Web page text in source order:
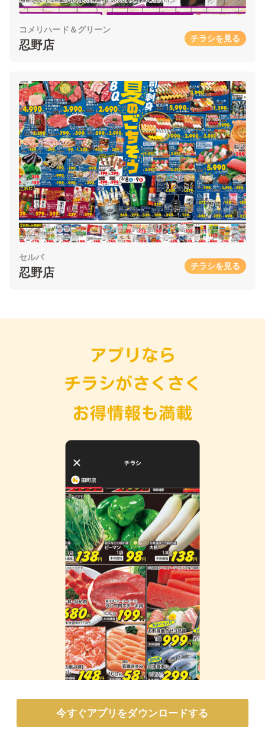
コメリハード＆グリーン
忍野店 チラシを見る
セルバ
忍野店 チラシを見る
今すぐアプリをダウンロードする